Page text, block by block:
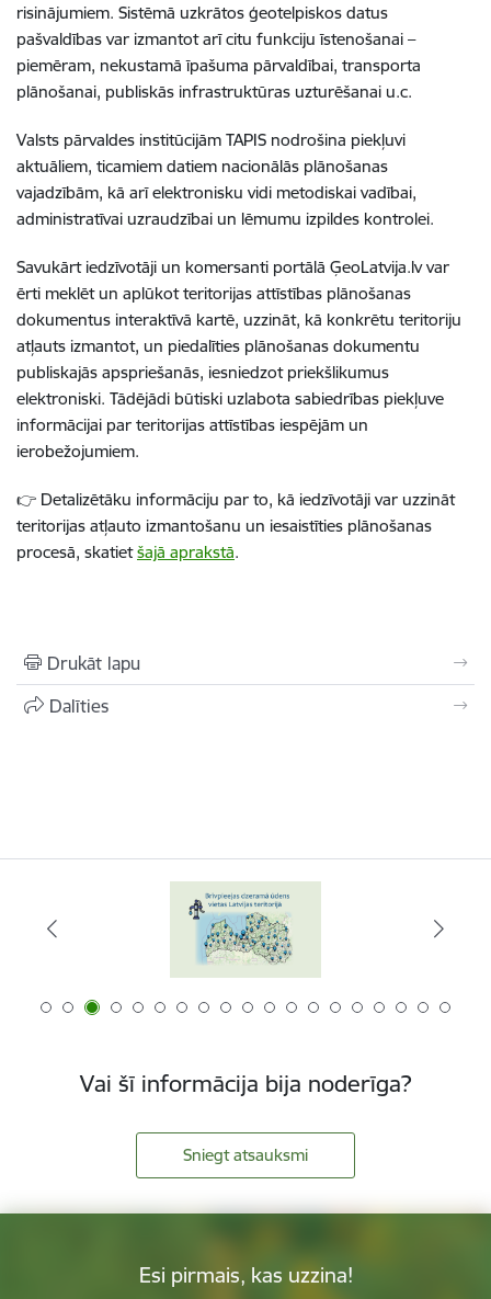
risinājumiem. Sistēmā uzkrātos ģeotelpiskos datus
pašvaldības var izmantot arī citu funkciju īstenošanai –
piemēram, nekustamā īpašuma pārvaldībai, transporta
plānošanai, publiskās infrastruktūras uzturēšanai u.c.
Valsts pārvaldes institūcijām TAPIS nodrošina piekļuvi
aktuāliem, ticamiem datiem nacionālās plānošanas
vajadzībām, kā arī elektronisku vidi metodiskai vadībai,
administratīvai uzraudzībai un lēmumu izpildes kontrolei.
Savukārt iedzīvotāji un komersanti portālā ĢeoLatvija.lv var
ērti meklēt un aplūkot teritorijas attīstības plānošanas
dokumentus interaktīvā kartē, uzzināt, kā konkrētu teritoriju
atļauts izmantot, un piedalīties plānošanas dokumentu
publiskajās apspriešanās, iesniedzot priekšlikumus
elektroniski. Tādējādi būtiski uzlabota sabiedrības piekļuve
informācijai par teritorijas attīstības iespējām un
ierobežojumiem.
👉 Detalizētāku informāciju par to, kā iedzīvotāji var uzzināt
teritorijas atļauto izmantošanu un iesaistīties plānošanas
procesā, skatietšajā aprakstā.
Drukāt lapu
Dalīties
Vai šī informācija bija noderīga?
Sniegt atsauksmi
Esi pirmais, kas uzzina!